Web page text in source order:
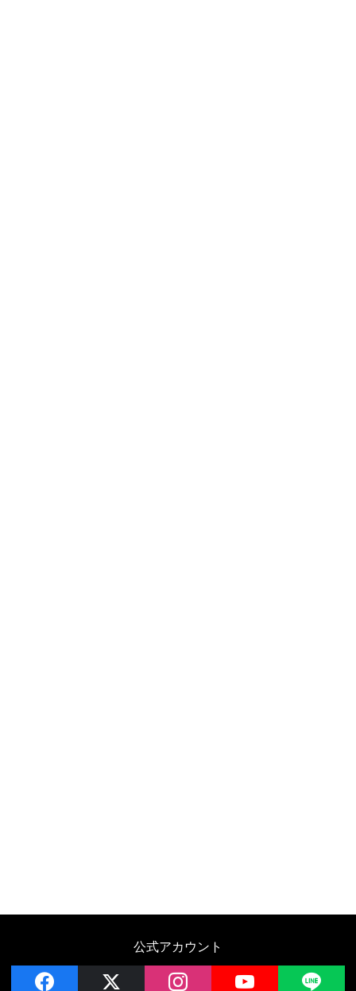
公式アカウント
facebook instagram YouTube